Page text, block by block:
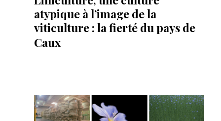
atypique à l’image de la
viticulture : la fierté du pays de
Caux